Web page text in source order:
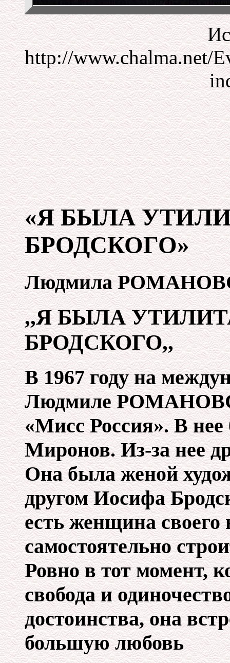
http://www.chalma.net/
«Я БЫЛА
БРОДСКОГО»
Людмила
,,Я БЫЛА
БРОДСКОГО,,
В 1967 году на
Людмиле
«Мисс Россия». В
Миронов. Из-за нее
Она была женой
другом Иосифа
есть женщина своего
самостоятельно
Ровно в тот момент,
свобода и
достоинства, она
большую любовь